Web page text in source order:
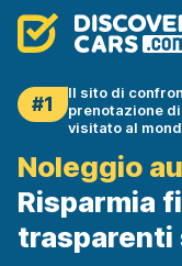
#1
Il sito di
prenotazione
visitato al
Noleggio
Risparmia
trasparenti